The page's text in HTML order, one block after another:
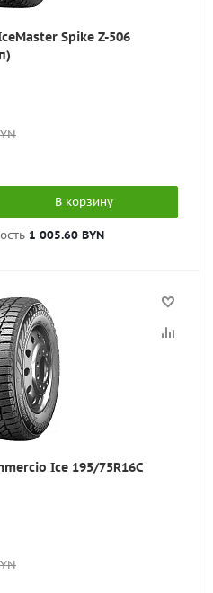
Spike Z-506
В корзину
1 005.60 BYN
Ice 195/75R16C